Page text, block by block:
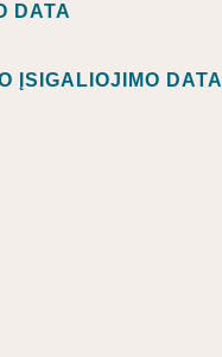
DATA
ĮSIGALIOJIMO DATA